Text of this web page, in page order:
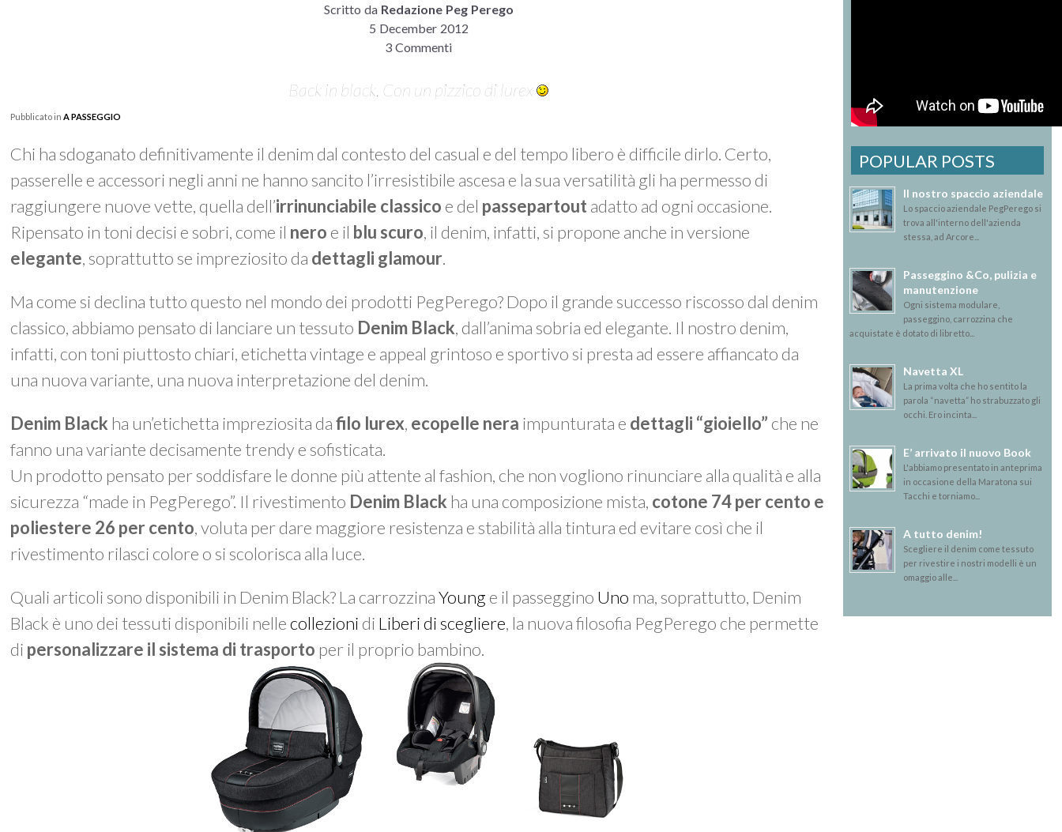
Scritto da Redazione Peg Perego
5 December 2012
3 Commenti
Back in black. Con un pizzico di lurex
Pubblicato inA PASSEGGIO
Chi ha sdoganato definitivamente il denim dal contesto del casual e del tempo libero è difficile dirlo. Certo,
passerelle e accessori negli anni ne hanno sancito l’irresistibile ascesa e la sua versatilità gli ha permesso di
raggiungere nuove vette, quella dell’irrinunciabile classico e del passepartout adatto ad ogni occasione.
Ripensato in toni decisi e sobri, come il nero e il blu scuro, il denim, infatti, si propone anche in versione
elegante, soprattutto se impreziosito da dettagli glamour.
Ma come si declina tutto questo nel mondo dei prodotti PegPerego? Dopo il grande successo riscosso dal denim
classico, abbiamo pensato di lanciare un tessuto Denim Black, dall’anima sobria ed elegante. Il nostro denim,
infatti, con toni piuttosto chiari, etichetta vintage e appeal grintoso e sportivo si presta ad essere affiancato da
una nuova variante, una nuova interpretazione del denim.
Denim Black ha un’etichetta impreziosita dafilo lurex, ecopelle nera impunturata e dettagli “gioiello” che ne
fanno una variante decisamente trendy e sofisticata.
Un prodotto pensato per soddisfare le donne più attente al fashion, che non vogliono rinunciare alla qualità e alla
sicurezza “made in PegPerego”. Il rivestimento Denim Black ha una composizione mista, cotone 74 per cento e
poliestere 26 per cento, voluta per dare maggiore resistenza e stabilità alla tintura ed evitare così che il
rivestimento rilasci colore o si scolorisca alla luce.
Quali articoli sono disponibili in Denim Black? La carrozzinaYounge il passeggino Uno ma, soprattutto, Denim
Black è uno dei tessuti disponibili nellecollezioni di Liberi di scegliere, la nuova filosofia PegPerego che permette
di personalizzare il sistema di trasporto per il proprio bambino.
POPULAR POSTS
Il nostro spaccio aziendale
Lo spaccio aziendale PegPerego si
trova all'interno dell'azienda
stessa, ad Arcore...
Passeggino &Co, pulizia e
manutenzione
Ogni sistema modulare,
passeggino, carrozzina che
acquistate è dotato di libretto...
Navetta XL
La prima volta che ho sentito la
parola “navetta” ho strabuzzato gli
occhi. Ero incinta...
E’ arrivato il nuovo Book
L'abbiamo presentato in anteprima
in occasione della Maratona sui
Tacchi e torniamo...
A tutto denim!
Scegliere il denim come tessuto
per rivestire i nostri modelli è un
omaggio alle...